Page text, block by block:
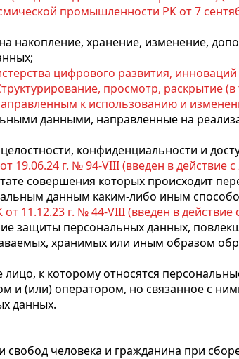
промышленности РК от 7
накопление, хранение, изменение,
цифрового развития,
просмотр, раскрытие
к использованию и
данными, направленные на
конфиденциальности и
19.06.24 г. № 94-VIII (введен в действие с
совершения которых происходит
данным каким-либо иным
от 11.12.23 г. № 44-VIII (введен в действие
защиты персональных данных,
хранимых или иным образом
к которому относятся
и (или) оператором, но связанное с
данных.
человека и гражданина при